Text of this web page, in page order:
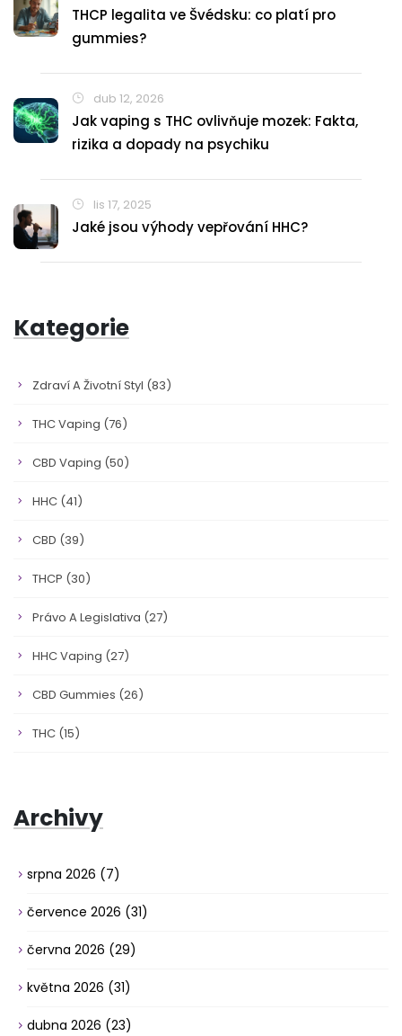
THCP legalita ve Švédsku: co platí pro
gummies?
dub 12, 2026
Jak vaping s THC ovlivňuje mozek: Fakta,
rizika a dopady na psychiku
lis 17, 2025
Jaké jsou výhody vepřování HHC?
Kategorie
Zdraví A Životní Styl (83)
THC Vaping (76)
CBD Vaping (50)
HHC (41)
CBD (39)
THCP (30)
Právo A Legislativa (27)
HHC Vaping (27)
CBD Gummies (26)
THC (15)
Archivy
srpna 2026 (7)
července 2026 (31)
června 2026 (29)
května 2026 (31)
dubna 2026 (23)